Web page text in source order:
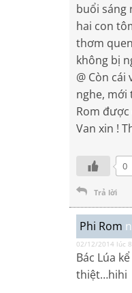
buổi sáng
hai con
thơm
không bị
@ Còn
nghe, mới
Rom
Van xin !
0
Trả lời
Phi Rom
02/12/2014 lúc
Bác Lúa
thiệt…hihi